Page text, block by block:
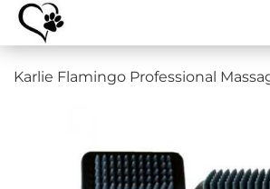
Karlie Flamingo Professional